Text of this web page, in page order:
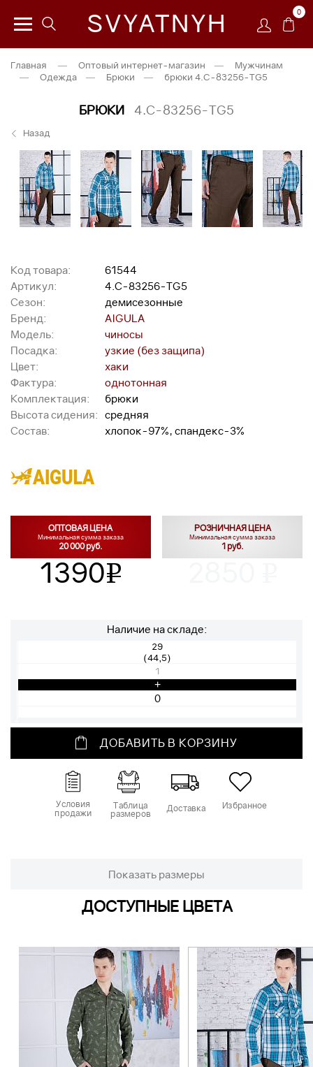
SVYATNYH 0
Главная — Оптовый интернет-магазин —
Мужчинам
—
Одежда — Брюки — брюки 4.C-83256-TG5
БРЮКИ 4.C-83256-TG5
Назад
Код товара:
61544
Артикул:
4.C-83256-TG5
Сезон:
демисезонные
Бренд:
AIGULA
Модель:
чиносы
Посадка:
узкие (без защипа)
Цвет:
хаки
Фактура:
однотонная
Комплектация:
брюки
Высота сидения:
средняя
Состав:
хлопок-97%, спандекс-3%
ОПТОВАЯ ЦЕНА
Минимальная сумма заказа
20 000 руб.
1390v
РОЗНИЧНАЯ ЦЕНА
Минимальная сумма заказа
1 руб.
Наличие на складе:
29
(44,5)
1
+
ДОБАВИТЬ В КОРЗИНУ
Условия
продажи
Таблица
размеров
Доставка Избранное
Показать размеры
ДОСТУПНЫЕ ЦВЕТА